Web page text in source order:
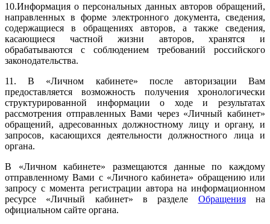
10.Информация о персональных данных авторов обращений,
направленных в форме электронного документа, сведения,
содержащиеся в обращениях авторов, а также сведения,
касающиеся частной жизни авторов, хранятся и
обрабатываются с соблюдением требований российского
законодательства.
11. В «Личном кабинете» после авторизации Вам
предоставляется возможность получения хронологически
структурированной информации о ходе и результатах
рассмотрения отправленных Вами через «Личный кабинет»
обращений, адресованных должностному лицу и органу, и
запросов, касающихся деятельности должностного лица и
органа.
В «Личном кабинете» размещаются данные по каждому
отправленному Вами с «Личного кабинета» обращению или
запросу с момента регистрации автора на информационном
ресурсе «Личный кабинет» в разделе Обращенияна
официальном сайте органа.